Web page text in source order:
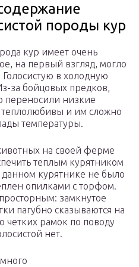
породы кур
кур имеет очень
на первый взгляд, могло
в холодную
за бойцовых предков,
переносили низкие
и им сложно
температуры.
на своей ферме
теплым курятником
данном курятнике не было
опилками с торфом.
замкнутое
пагубно сказываются на
четких рамок по поводу
нет.